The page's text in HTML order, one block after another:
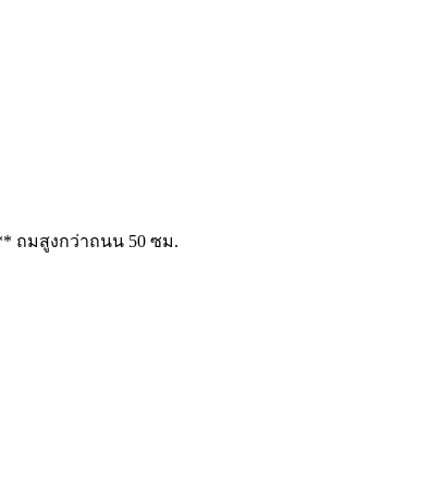
ถมสูงกว่าถนน 50 ซม.